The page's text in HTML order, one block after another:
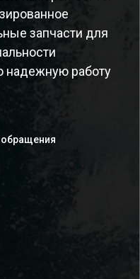
запчасти для
надежную работу